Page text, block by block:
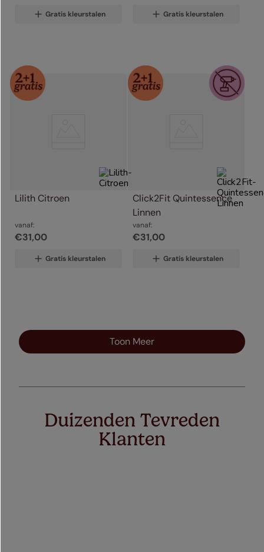
Gratis kleurstalen Gratis kleurstalen
Lilith Citroen
vanaf:
€31,00
Gratis kleurstalen
Click2Fit Quintessence
Linnen
vanaf:
€31,00
Gratis kleurstalen
Toon Meer
Duizenden Tevreden
Klanten